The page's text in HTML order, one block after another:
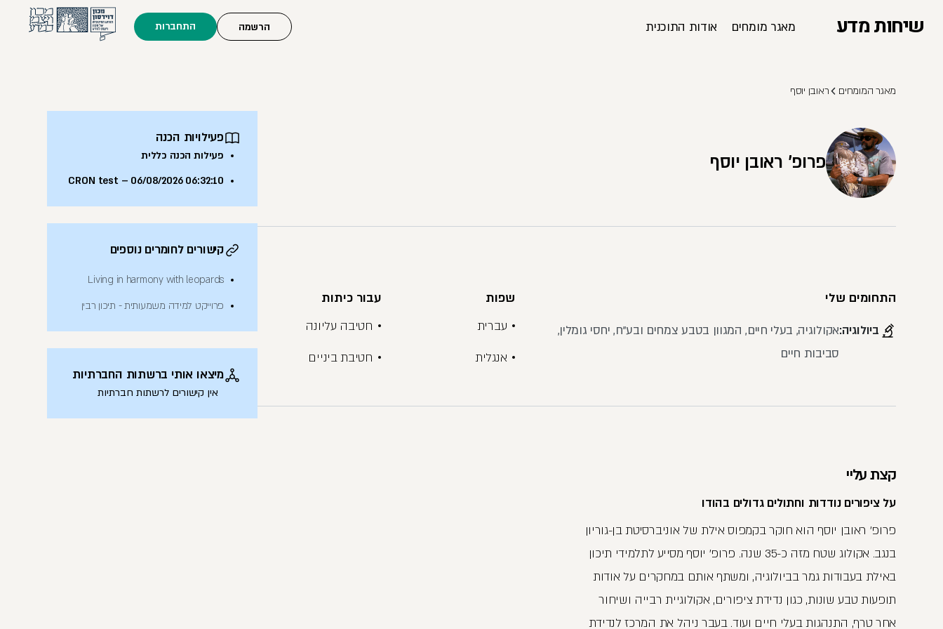
שיחות מדע מאגר מומחים אודות התוכנית הרשמה התחברות
מאגר המומחים ראובן יוסף
פרופ' ראובן יוסף
התחומים שלי
ביולוגיה:אקולוגיה, בעלי חיים, המגוון בטבע צמחים ובע"ח, יחסי גומלין,
סביבות חיים
שפות
עברית
אנגלית
עבור כיתות
חטיבה עליונה
חטיבת ביניים
קצת עליי
על ציפורים נודדות וחתולים גדולים בהודו
פרופ' ראובן יוסף הוא חוקר בקמפוס אילת של אוניברסיטת בן-גוריון
בנגב. אקולוג שטח מזה כ-35 שנה. פרופ' יוסף מסייע לתלמידי תיכון
באילת בעבודות גמר בביולוגיה, ומשתף אותם במחקרים על אודות
תופעות טבע שונות, כגון נדידת ציפורים, אקולוגיית רבייה ושיחור
אחר טרף, התנהגות בעלי חיים ועוד. בעבר ניהל את המרכז לנדידת
פעילויות הכנה
פעילות הכנה כללית
CRON test – 06/08/2026 06:32:10
קישורים לחומרים נוספים
Living in harmony with leopards
פרוייקט למידה משמעותית - תיכון רבין
מיצאו אותי ברשתות החברתיות
אין קישורים לרשתות חברתיות